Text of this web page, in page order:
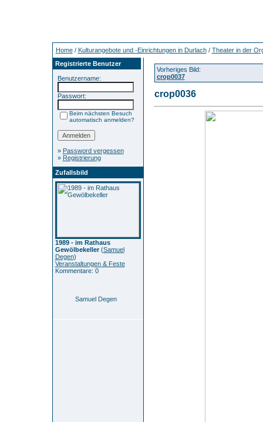
Home/ Kulturangebote und -Einrichtungen in Durlach/ Theater in der
Registrierte Benutzer
Benutzername:
Passwort:
Beim nächsten Besuch
automatisch anmelden?
» Password vergessen
» Registrierung
Zufallsbild
1989 - im Rathaus
Gewölbekeller(Samuel
Degen)
Veranstaltungen & Feste
Kommentare: 0
Samuel Degen
Vorheriges Bild:
crop0037
crop0036